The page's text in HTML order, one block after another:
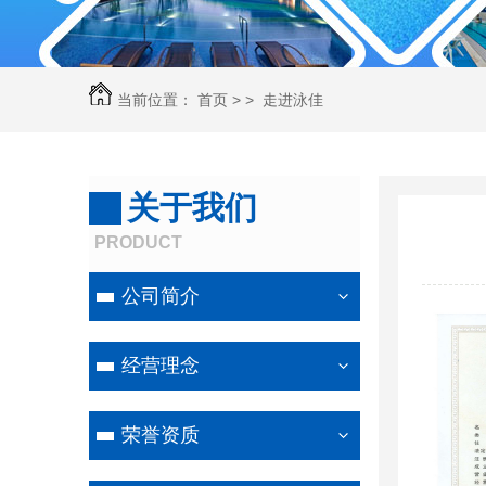
当前位置： 首页 > > 走进泳佳
关于我们
PRODUCT
公司简介
经营理念
荣誉资质